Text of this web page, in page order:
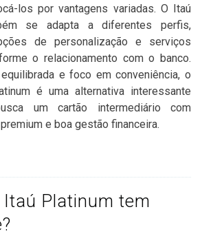
los por vantagens variadas. O Itaú
se adapta a diferentes perfis,
de personalização e serviços
o relacionamento com o banco.
e foco em conveniência, o
é uma alternativa interessante
um cartão intermediário com
e boa gestão financeira.
Itaú Platinum tem